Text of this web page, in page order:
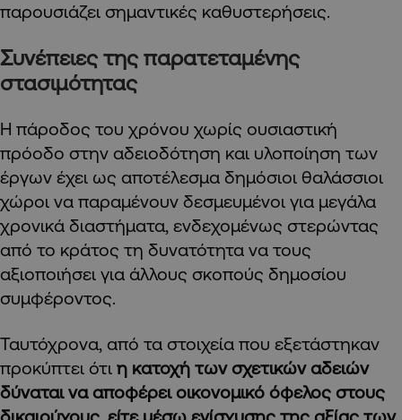
παρουσιάζει σημαντικές καθυστερήσεις.
Συνέπειες της παρατεταμένης
στασιμότητας
Η πάροδος του χρόνου χωρίς ουσιαστική
πρόοδο στην αδειοδότηση και υλοποίηση των
έργων έχει ως αποτέλεσμα δημόσιοι θαλάσσιοι
χώροι να παραμένουν δεσμευμένοι για μεγάλα
χρονικά διαστήματα, ενδεχομένως στερώντας
από το κράτος τη δυνατότητα να τους
αξιοποιήσει για άλλους σκοπούς δημοσίου
συμφέροντος.
Ταυτόχρονα, από τα στοιχεία που εξετάστηκαν
προκύπτει ότι η κατοχή των σχετικών αδειών
δύναται να αποφέρει οικονομικό όφελος στους